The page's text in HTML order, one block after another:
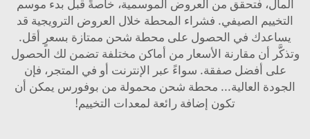
التخييم الصيفي. فشراء المحطة خلال العروض الترويجية قد
يساعدك في الحصول على محطة شحن ممتازة بسعرٍ أقل.
وتذكَّر أن مقارنة الأسعار من أماكن مختلفة تضمن لك الحصول
على أفضل صفقة. سواءً عبر الإنترنت أو في المتجر، فإن
الجودة العالية... محطة شحن محمولة من بوفورس يمكن أن
تكون إضافة رائعة لمعدات التخييم!